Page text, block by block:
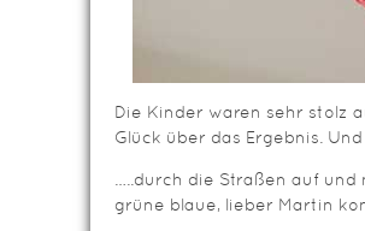
Die Kinder waren sehr stolz
Glück über das Ergebnis.
…..durch die Straßen auf
grüne blaue, lieber Martin